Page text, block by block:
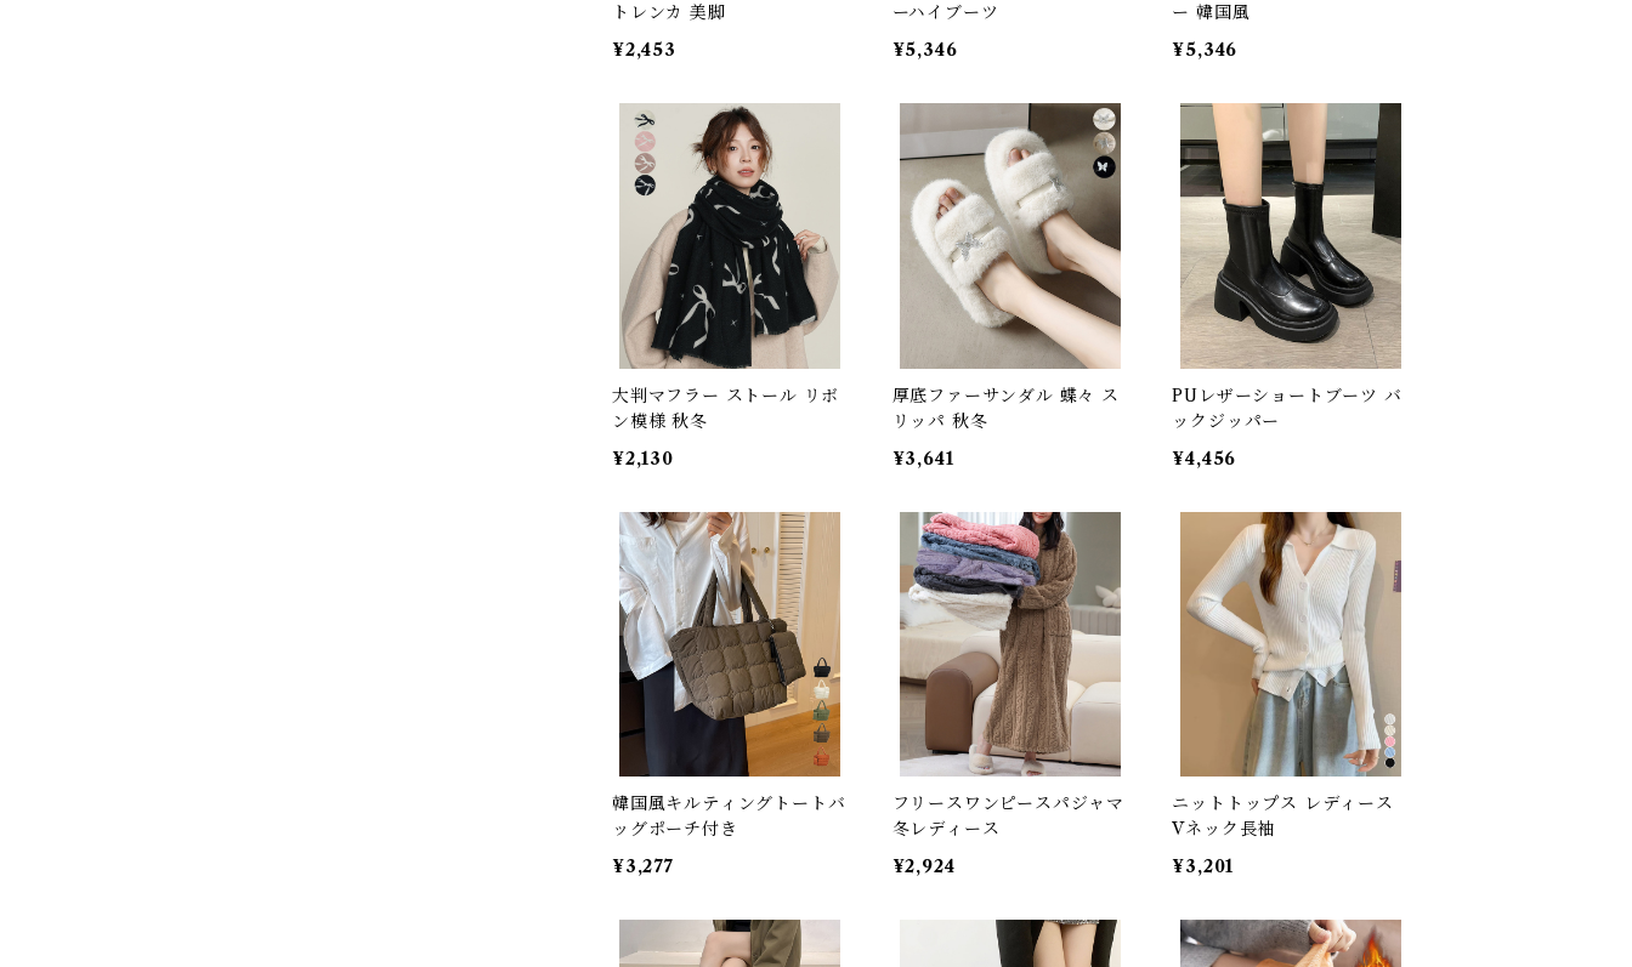
トレンカ 美脚
¥2,453
ーハイブーツ
¥5,346
ー 韓国風
¥5,346
大判マフラー ストール リボ
ン模様 秋冬
¥2,130
厚底ファーサンダル 蝶々 ス
リッパ 秋冬
¥3,641
PUレザーショートブーツ バ
ックジッパー
¥4,456
韓国風キルティングトートバ
ッグポーチ付き
¥3,277
フリースワンピースパジャマ
冬レディース
¥2,924
ニットトップス レディース
Vネック長袖
¥3,201